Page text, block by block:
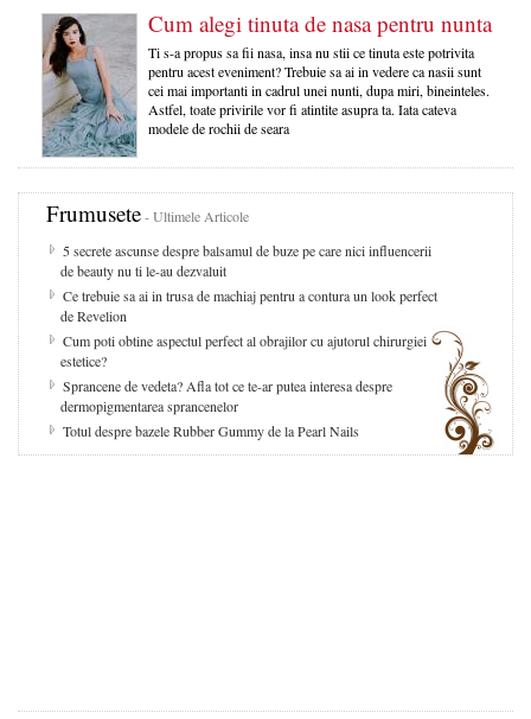
Cum alegi tinuta de nasa pentru nunta
Ti s-a propus sa fii nasa, insa nu stii ce tinuta este potrivita
pentru acest eveniment? Trebuie sa ai in vedere ca nasii sunt
cei mai importanti in cadrul unei nunti, dupa miri, bineinteles.
Astfel, toate privirile vor fi atintite asupra ta. Iata cateva
modele de rochii de seara
Frumusete- Ultimele Articole
5 secrete ascunse despre balsamul de buze pe care nici influencerii
de beauty nu ti le-au dezvaluit
Ce trebuie sa ai in trusa de machiaj pentru a contura un look perfect
de Revelion
Cum poti obtine aspectul perfect al obrajilor cu ajutorul chirurgiei
estetice?
Sprancene de vedeta? Afla tot ce te-ar putea interesa despre
dermopigmentarea sprancenelor
Totul despre bazele Rubber Gummy de la Pearl Nails